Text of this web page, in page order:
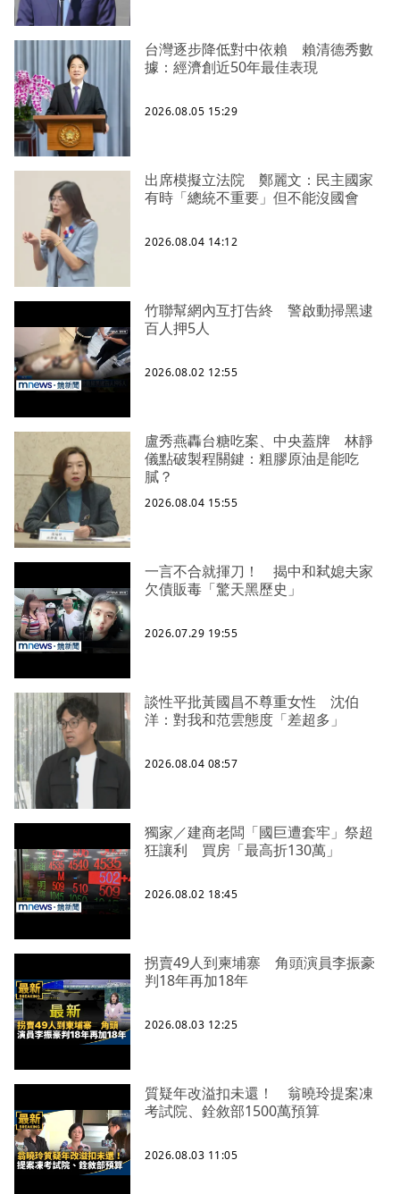
台灣逐步降低對中依賴 賴清德秀數
據：經濟創近50年最佳表現
2026.08.05 15:29
出席模擬立法院 鄭麗文：民主國家
有時「總統不重要」但不能沒國會
2026.08.04 14:12
竹聯幫網內互打告終 警啟動掃黑逮
百人押5人
2026.08.02 12:55
盧秀燕轟台糖吃案、中央蓋牌 林靜
儀點破製程關鍵：粗膠原油是能吃
膩？
2026.08.04 15:55
一言不合就揮刀！ 揭中和弒媳夫家
欠債販毒「驚天黑歷史」
2026.07.29 19:55
談性平批黃國昌不尊重女性 沈伯
洋：對我和范雲態度「差超多」
2026.08.04 08:57
獨家／建商老闆「國巨遭套牢」祭超
狂讓利 買房「最高折130萬」
2026.08.02 18:45
拐賣49人到柬埔寨 角頭演員李振豪
判18年再加18年
2026.08.03 12:25
質疑年改溢扣未還！ 翁曉玲提案凍
考試院、銓敘部1500萬預算
2026.08.03 11:05